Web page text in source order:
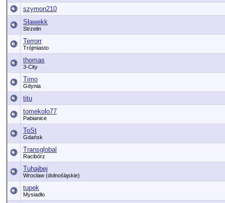
szymon210
Sławekk
Strzelin
Terrorr
Trójmiasto
thomas
3-City
Timo
Gdynia
titu
tomekolo77
Pabianice
ToSt
Gdańsk
Transglobal
Racibórz
Tuhajbej
Wrocław (dolnośląskie)
tupek
Mysiadło